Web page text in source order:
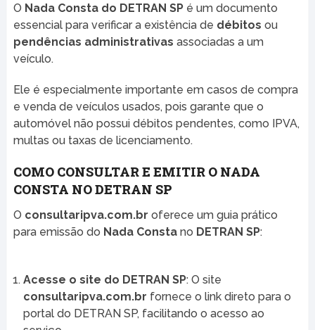
O Nada Consta do DETRAN SPé um documento
essencial para verificar a existência de débitos ou
pendências administrativas associadas a um
veículo.
Ele é especialmente importante em casos de compra
e venda de veículos usados, pois garante que o
automóvel não possui débitos pendentes, como IPVA,
multas ou taxas de licenciamento.
COMO CONSULTAR E EMITIR O NADA
CONSTA NO DETRAN SP
O consultaripva.com.br oferece um guia prático
para emissão do Nada Constano DETRAN SP:
Acesse o site do DETRAN SP: O site
consultaripva.com.br fornece o link direto para o
portal do DETRAN SP, facilitando o acesso ao